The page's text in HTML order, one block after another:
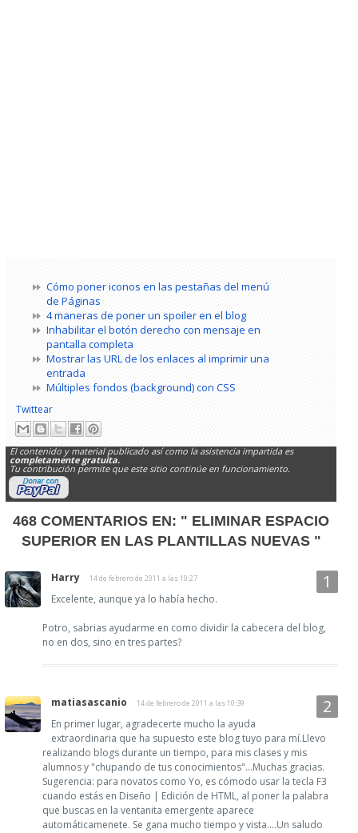
Cómo poner iconos en las pestañas del menú
de Páginas
4 maneras de poner un spoiler en el blog
Inhabilitar el botón derecho con mensaje en
pantalla completa
Mostrar las URL de los enlaces al imprimir una
entrada
Múltiples fondos (background) con CSS
Twittear
El contenido y material publicado así como la asistencia impartida es
completamente gratuita.
Tu contribución permite que este sitio continúe en funcionamiento.
468 COMENTARIOS EN: " ELIMINAR ESPACIO
SUPERIOR EN LAS PLANTILLAS NUEVAS "
Harry 14 de febrero de 2011 a las 10:27
Excelente, aunque ya lo había hecho.
Potro, sabrias ayudarme en como dividir la cabecera del blog,
no en dos, sino en tres partes?
matiasascanio 14 de febrero de 2011 a las 10:39
En primer lugar, agradecerte mucho la ayuda
extraordinaria que ha supuesto este blog tuyo para mí.Llevo
realizando blogs durante un tiempo, para mis clases y mis
alumnos y "chupando de tus conocimientos"...Muchas gracias.
Sugerencia: para novatos como Yo, es cómodo usar la tecla F3
cuando estás en Diseño | Edición de HTML, al poner la palabra
que buscas en la ventanita emergente aparece
automáticamenete. Se gana mucho tiempo y vista....Un saludo